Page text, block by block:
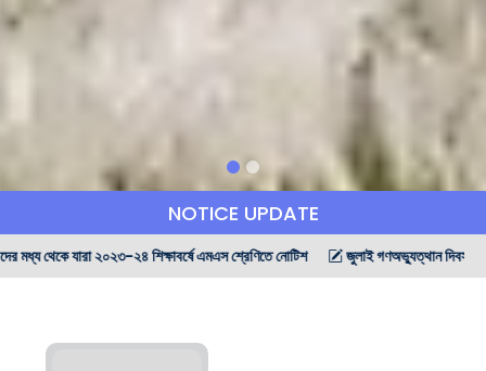
NOTICE UPDATE
শিক্ষাবর্ষে এমএস শ্রেণিতে নোটিশ জুলাই গণঅভ্যুত্থান দিবস উপলক্ষে পরিবহন নোটিস